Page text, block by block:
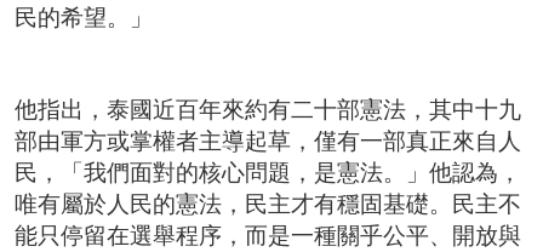
民的希望。」
他指出，泰國近百年來約有二十部憲法，其中十九
部由軍方或掌權者主導起草，僅有一部真正來自人
民，「我們面對的核心問題，是憲法。」他認為，
唯有屬於人民的憲法，民主才有穩固基礎。民主不
能只停留在選舉程序，而是一種關乎公平、開放與